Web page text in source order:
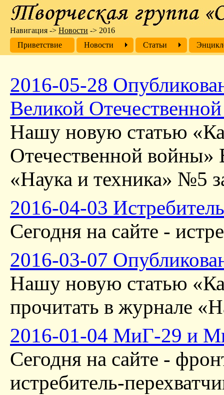
2016-05-28
Великой
Нашу новую статью
Отечественной войны»
«Наука и техника» №5
2016-04-03
Сегодня на сайте -
2016-03-07
Нашу новую статью
прочитать в журнале
2016-01-04 МиГ-29 и
Сегодня на сайте -
истребитель-
Навигация -> Новости -> 2016
Приветствие
Новости Cтатьи